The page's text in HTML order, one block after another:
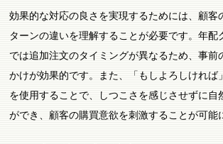
効果的な対応の良さを実現するためには、顧客
ターンの違いを理解することが必要です。年配
では追加注文のタイミングが異なるため、事前
かけが効果的です。また、「もしよろしければ
を使用することで、しつこさを感じさせずに自
ができ、顧客の購買意欲を刺激することが可能